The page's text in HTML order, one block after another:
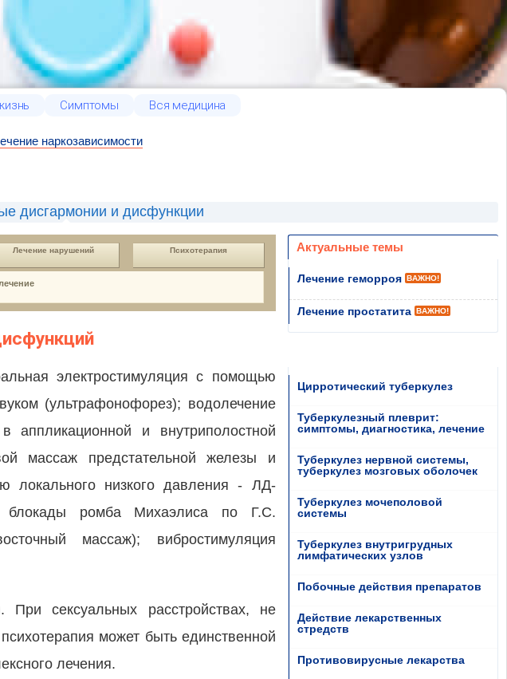
Симптомы Вся медицина
наркозависимости
дисгармонии и дисфункции
Лечение нарушений Психотерапия
электростимуляция с помощью
(ультрафонофорез); водолечение
аппликационной и внутриполостной
массаж предстательной железы и
локального низкого давления - ЛД-
блокады ромба Михаэлиса по Г.С.
массаж); вибростимуляция
При сексуальных расстройствах, не
может быть единственной
лечения.
Актуальные темы
Лечение геморроя ВАЖНО!
Лечение простатита ВАЖНО!
Цирротический туберкулез
Туберкулезный плеврит:
симптомы, диагностика, лечение
Туберкулез нервной системы,
туберкулез мозговых оболочек
Туберкулез мочеполовой
системы
Туберкулез внутригрудных
лимфатических узлов
Побочные действия препаратов
Действие лекарственных
стредств
Противовирусные лекарства